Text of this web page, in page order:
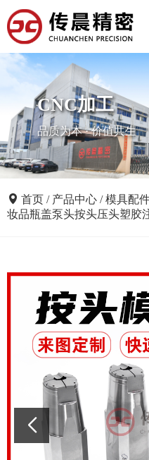
CNC加工
品质为本 · 价值共生
首页 / 产品中心 /模具配
妆品瓶盖泵头按头压头塑胶